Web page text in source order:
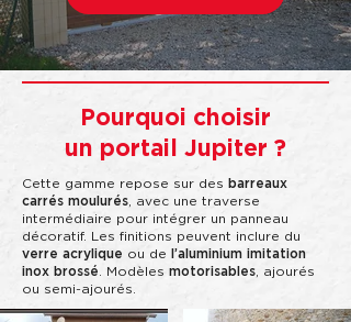
Pourquoi choisir
un portail Jupiter ?
Cette gamme repose sur des barreaux
carrés moulurés, avec une traverse
intermédiaire pour intégrer un panneau
décoratif. Les finitions peuvent inclure du
verre acrylique ou de l’aluminium imitation
inox brossé. Modèles motorisables, ajourés
ou semi-ajourés.